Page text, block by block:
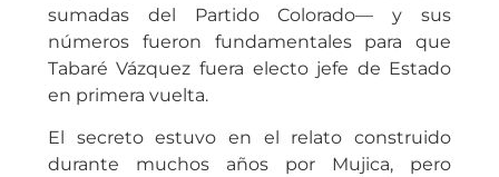
sumadas del Partido Colorado— y sus
números fueron fundamentales para que
Tabaré Vázquez fuera electo jefe de Estado
en primera vuelta.
El secreto estuvo en el relato construido
durante muchos años por Mujica, pero